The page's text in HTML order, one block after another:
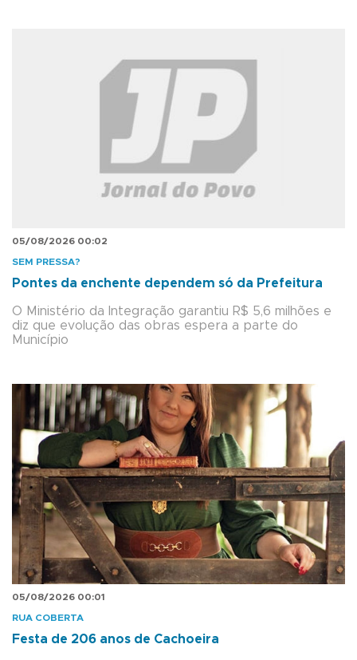
05/08/2026 00:02
SEM PRESSA?
Pontes da enchente dependem só da Prefeitura
O Ministério da Integração garantiu R$ 5,6 milhões e
diz que evolução das obras espera a parte do
Município
05/08/2026 00:01
RUA COBERTA
Festa de 206 anos de Cachoeira